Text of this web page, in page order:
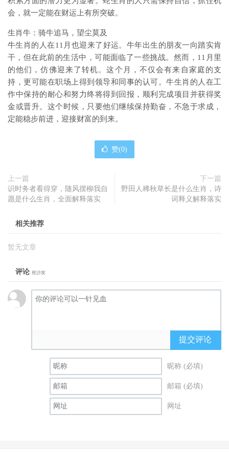
会，就一定能在财运上有所突破。
生肖牛：骑牛追马，望尘莫及
牛生肖的人在11月也迎来了好运。牛年出生的朋友一向踏实肯
干，但在此前的生活中，可能面临了一些挑战。然而，11月里
的他们，仿佛迎来了转机。这个月，不仅会有来自家庭的支
持，更可能在职场上得到领导和同事的认可。牛生肖的人在工
作中保持的耐心和努力终将得到回报，顺利完成项目并获得奖
金或晋升。这个时候，只要他们继续保持勤奋，不急于求成，
定能稳步前进，迎接财富的到来。
赞(0)
上一篇
识时务者看得穿，随风摆柳我自
愿是什么生肖，全面解释落实
下一篇
野田人稀秋草长是什么生肖，诗
词释义解释落实
相关推荐
暂无文章
评论 抢沙发
提交评论
昵称 (必填)
邮箱 (必填)
网址